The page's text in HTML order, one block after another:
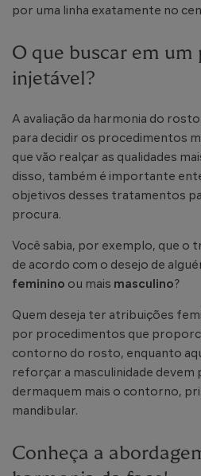
por uma linha exatamente no
O que buscar em
injetável?
A avaliação da harmonia do
para decidir os procedimentos
que vão realçar as qualidades
disso, também é importante
objetivos desses tratamentos
procura.
Você sabia, por exemplo, que o
de acordo com o desejo de
feminino ou mais masculino?
Quem deseja ter atribuições
por procedimentos que
contorno do rosto, enquanto
reforçar a masculinidade
dermaquem mais o contorno,
mandibular.
Conheça a